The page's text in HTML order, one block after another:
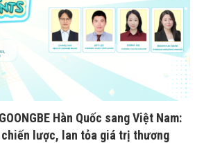
Hàn Quốc sang Việt Nam:
lược, lan tỏa giá trị thương